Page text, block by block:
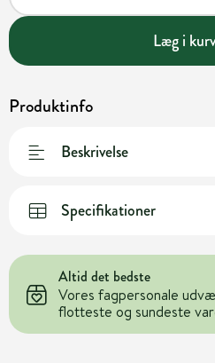
Læg i kurv
Produktinfo
Beskrivelse
Specifikationer
Altid det bedste
Vores fagpersonale
flotteste og sundeste